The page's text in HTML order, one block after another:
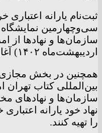
ثبت‌نام یارانه
سی‌وچهارمین نمایشگاه
سازمان‌ها و نهاد‌ها از
اردیبهشت‌ماه ۱۴۰۲) آغاز شده است.
همچنین در بخش
بین‌المللی کتاب تهران
سازمان‌ها و نهاد‌های
نهاد خود یارانه
را تهیه کنند.